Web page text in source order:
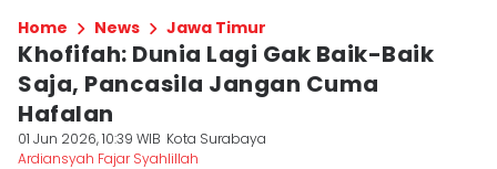
Home News Jawa Timur
Khofifah: Dunia Lagi Gak Baik-Baik
Saja, Pancasila Jangan Cuma
Hafalan
01 Jun 2026, 10:39 WIB Kota Surabaya
Ardiansyah Fajar Syahlillah